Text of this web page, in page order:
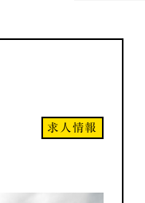
求人情報